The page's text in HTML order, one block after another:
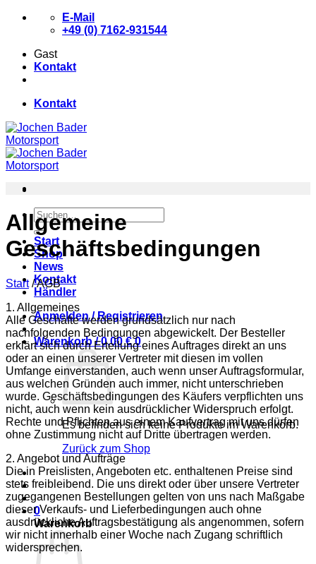
Zum
E-Mail
+49 (0) 7162-931544
Gast
Kontakt
Kontakt
Suchen
nach:
Start
Shop
News
Kontakt
Händler
Anmelden / Registrieren
Warenkorb /0,00€ 0
Es befinden sich keine Produkte im Warenkorb.
Zurück zum Shop
0
Warenkorb
Allgemeine
Geschäftsbedingungen
Start /AGB
1. Allgemeines
Alle Geschäfte werden grundsätzlich nur nach
nachfolgenden Bedingungen abgewickelt. Der Besteller
erklärt sich durch Erteilung eines Auftrages direkt an uns
oder an einen unserer Vertreter mit diesen im vollen
Umfange einverstanden, auch wenn unser Auftragsformular,
aus welchen Gründen auch immer, nicht unterschrieben
wurde. Geschäftsbedingungen des Käufers verpflichten uns
nicht, auch wenn kein ausdrücklicher Widerspruch erfolgt.
Rechte und Pflichten aus einem Kaufvertrag mit uns dürfen
ohne Zustimmung nicht auf Dritte übertragen werden.
2. Angebot und Aufträge
Die in Preislisten, Angeboten etc. enthaltenen Preise sind
stets freibleibend. Die uns direkt oder über unsere Vertreter
zugegangenen Bestellungen gelten von uns nach Maßgabe
dieser Verkaufs- und Lieferbedingungen auch ohne
ausdrückliche Auftragsbestätigung als angenommen, sofern
wir nicht innerhalb einer Woche nach Zugang schriftlich
widersprechen.